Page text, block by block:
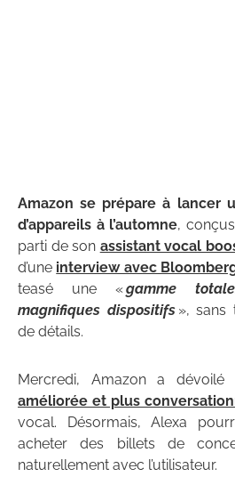
Amazon se prépare à lancer
d’appareils à l’automne,
parti de son assistant vocal
d’une interview avec
teasé une «gamme
magnifiques dispositifs», sans
de détails.
Mercredi, Amazon a dévoilé
améliorée et plus
vocal. Désormais, Alexa
acheter des billets de
naturellement avec l’utilisateur.